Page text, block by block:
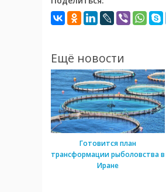
Ещё новости
Готовится план
трансформации рыболовства в
Иране